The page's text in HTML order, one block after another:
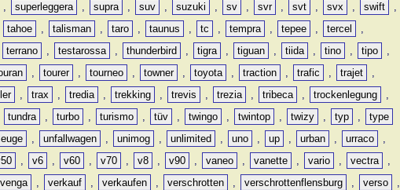
, superleggera , supra , suv , suzuki , sv , svr , svt , svx , swift
,
tahoe , talisman , taro , taunus , tc , tempra , tepee , tercel
,
terrano , testarossa , thunderbird , tigra , tiguan , tiida , tino , tipo
,
, tourer , tourneo , towner , toyota , traction , trafic , trajet
,
, trax , tredia , trekking , trevis , trezia , tribeca , trockenlegung
,
tundra , turbo , turismo , tüv , twingo , twintop , twizy , typ ,
type
, unfallwagen , unimog , unlimited , uno , up , urban , urraco
,
, v6 , v60 , v70 , v8 , v90 , vaneo , vanette , vario , vectra
,
venga , verkauf , verkaufen , verschrotten , verschrottenflensburg , verso
,